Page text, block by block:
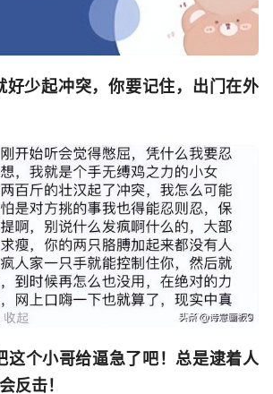
好少起冲突，你要记住，出门在外
这个小哥给逼急了吧！总是逮着人
反击！